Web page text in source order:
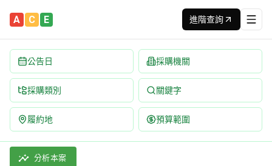
A C E 進階查詢
公告日 採購機關
採購類別 關鍵字
履約地 預算範圍
苗栗縣立國樂團樂器及設備採購案 招標公告 | 案號：11504-
採購類別：財物類 樂器 | 招標方式：公開取得報價單或企
分析本案